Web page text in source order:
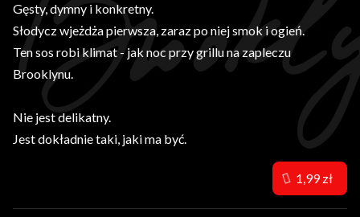
Gęsty, dymny i konkretny.
Słodycz wjeżdża pierwsza, zaraz po niej smok i ogień.
Ten sos robi klimat - jak noc przy grillu na zapleczu
Brooklynu.
Nie jest delikatny.
Jest dokładnie taki, jaki ma być.